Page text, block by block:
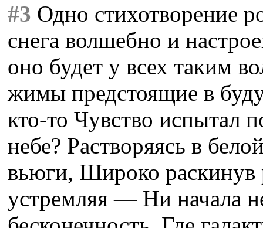
#3 Одно стихотворение
снега волшебно и
оно будет у всех таким
жимы предстоящие в
кто-то Чувство испытал
небе? Растворяясь в
вьюги, Широко раскинув
устремляя — Ни начала